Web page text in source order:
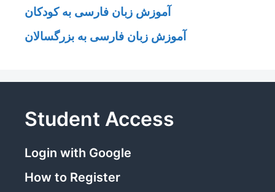
آموزش زبان فارسی به کودکان
آموزش زبان فارسی به بزرگسالان
Student Access
Login with Google
How to Register